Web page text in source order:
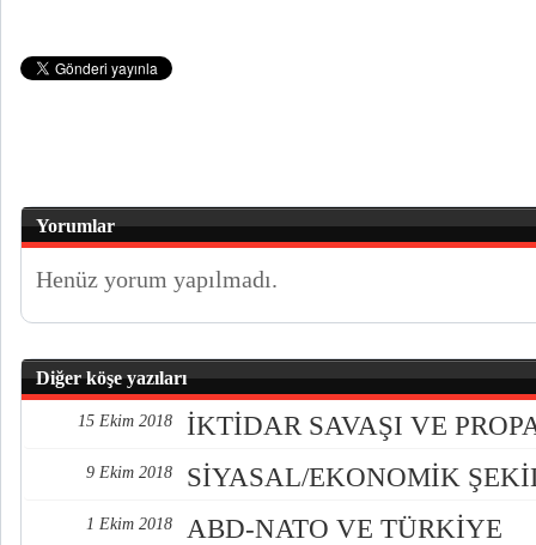
Yorumlar
Henüz yorum yapılmadı.
Diğer köşe yazıları
15 Ekim 2018 İKTİDAR SAVAŞI VE
9 Ekim 2018 SİYASAL/EKONOMİK
1 Ekim 2018 ABD-NATO VE TÜRKİYE